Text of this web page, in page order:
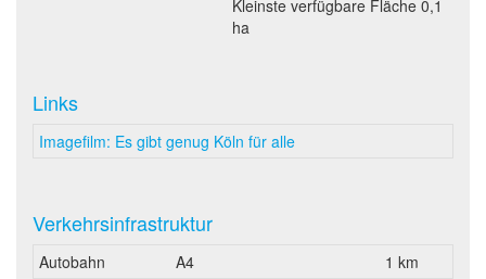
Kleinste verfügbare Fläche 0,1
ha
Links
Imagefilm: Es gibt genug Köln für alle
Verkehrsinfrastruktur
Autobahn A4
1 km